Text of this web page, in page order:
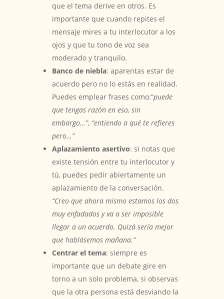
que el tema derive en otros. Es
importante que cuando repites el
mensaje mires a tu interlocutor a los
ojos y que tu tono de voz sea
moderado y tranquilo.
Banco de niebla: aparentas estar de
acuerdo pero no lo estás en realidad.
Puedes emplear frases como:”puede
que tengas razón en eso, sin
embargo…”, “entiendo a qué te refieres
pero…”
Aplazamiento asertivo: si notas que
existe tensión entre tu interlocutor y
tú, puedes pedir abiertamente un
aplazamiento de la conversación.
“Creo que ahora mismo estamos los dos
muy enfadados y va a ser imposible
llegar a un acuerdo. Quizá sería mejor
que hablásemos mañana.”
Centrar el tema: siempre es
importante que un debate gire en
torno a un solo problema, si observas
que la otra persona está desviando la